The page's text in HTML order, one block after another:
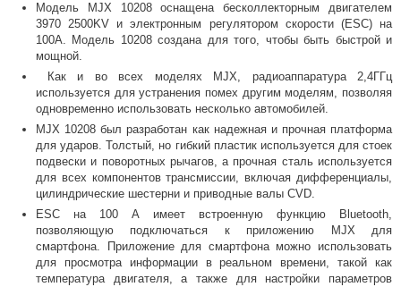
Модель MJX 10208 оснащена бесколлекторным двигателем
3970 2500KV и электронным регулятором скорости (ESC) на
100А. Модель 10208 создана для того, чтобы быть быстрой и
мощной.
Как и во всех моделях MJX, радиоаппаратура 2,4ГГц
используется для устранения помех другим моделям, позволяя
одновременно использовать несколько автомобилей.
MJX 10208 был разработан как надежная и прочная платформа
для ударов. Толстый, но гибкий пластик используется для стоек
подвески и поворотных рычагов, а прочная сталь используется
для всех компонентов трансмиссии, включая дифференциалы,
цилиндрические шестерни и приводные валы CVD.
ESC на 100 А имеет встроенную функцию Bluetooth,
позволяющую подключаться к приложению MJX для
смартфона. Приложение для смартфона можно использовать
для просмотра информации в реальном времени, такой как
температура двигателя, а также для настройки параметров